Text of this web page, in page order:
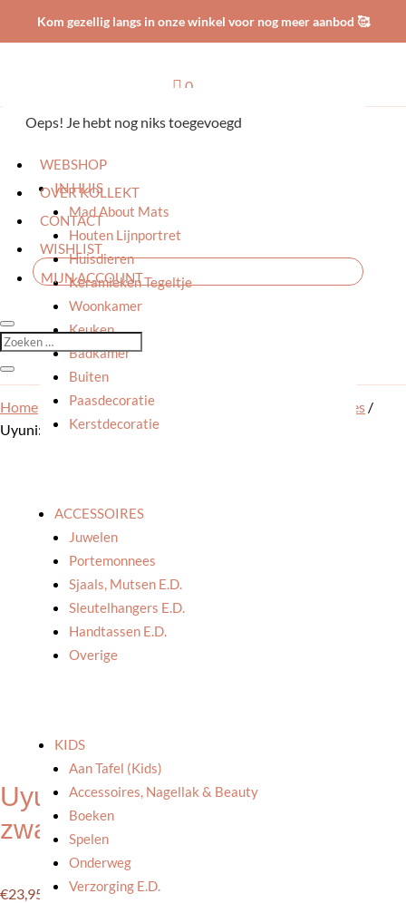
Kom gezellig langs in onze winkel voor nog meer aanbod 🥰
 0
Oeps! Je hebt nog niks toegevoegd
HOME
WEBSHOP
IN HUIS
Mad About Mats
Houten Lijnportret
Huisdieren
Keramieken Tegeltje
Woonkamer
Keuken
Badkamer
Buiten
Paasdecoratie
Kerstdecoratie
ACCESSOIRES
Juwelen
Portemonnees
Sjaals, Mutsen E.d.
Sleutelhangers E.d.
Handtassen E.d.
Overige
KIDS
Aan Tafel (kids)
Accessoires, Nagellak & Beauty
Boeken
Spelen
Onderweg
Verzorging E.d.
OVER KOLLEKT
CONTACT
WISHLIST
MIJN ACCOUNT
Home Winkel/In huis/ Schotels & plankjes /
Uyuni: Houten schotel small zwart
Uyuni: Houten schotel small
zwart
€23,95